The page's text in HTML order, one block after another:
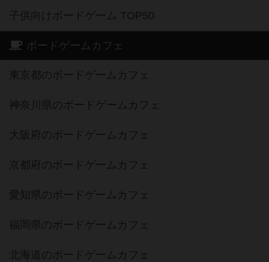
子供向けボードゲーム TOP50
ボードゲームカフェ
東京都のボードゲームカフェ
神奈川県のボードゲームカフェ
大阪府のボードゲームカフェ
京都府のボードゲームカフェ
愛知県のボードゲームカフェ
福岡県のボードゲームカフェ
北海道のボードゲームカフェ